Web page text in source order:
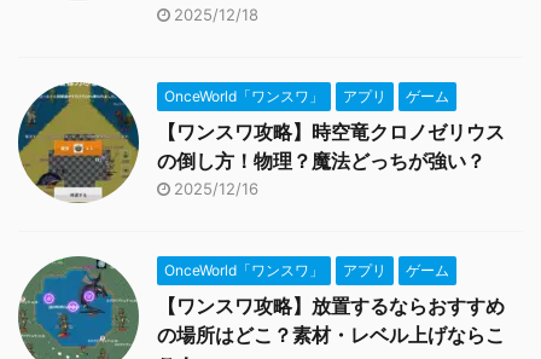
2025/12/18
OnceWorld「ワンスワ」 アプリ ゲーム
【ワンスワ攻略】時空竜クロノゼリウス
の倒し方！物理？魔法どっちが強い？
2025/12/16
OnceWorld「ワンスワ」 アプリ ゲーム
【ワンスワ攻略】放置するならおすすめ
の場所はどこ？素材・レベル上げならこ